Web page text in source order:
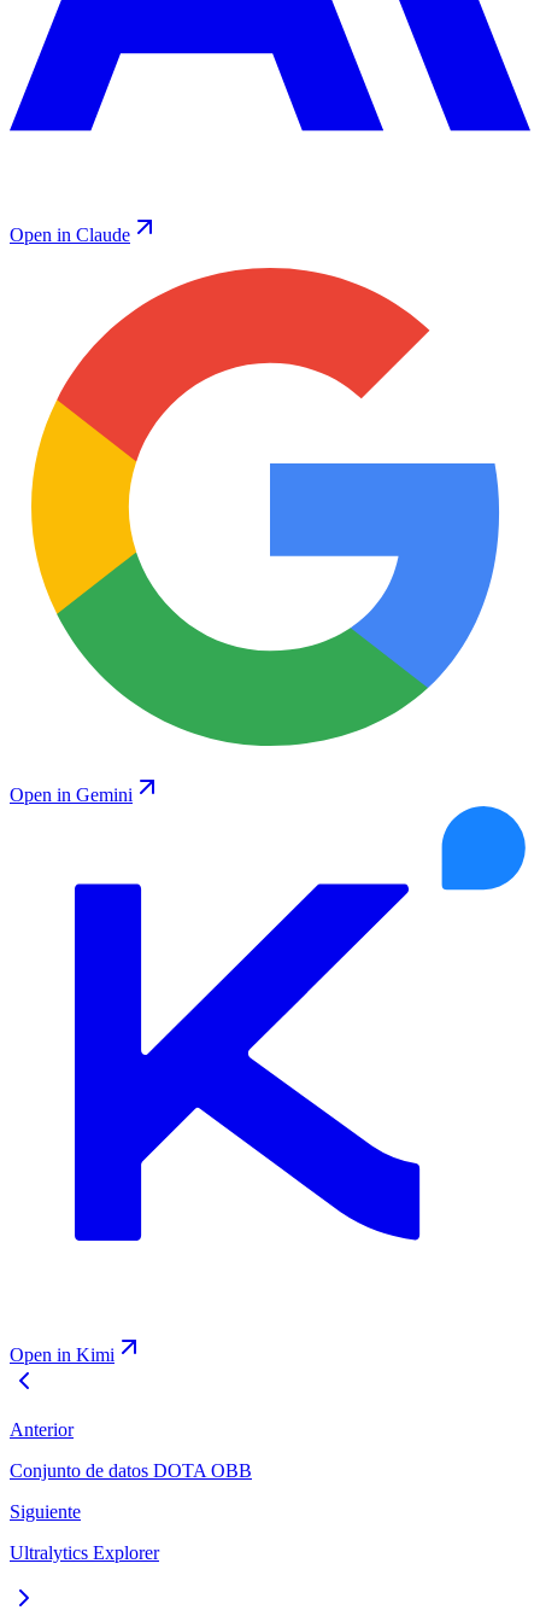
Open in Claude
Open in Gemini
Open in Kimi
Anterior
Conjunto de datos DOTA OBB
Siguiente
Ultralytics Explorer